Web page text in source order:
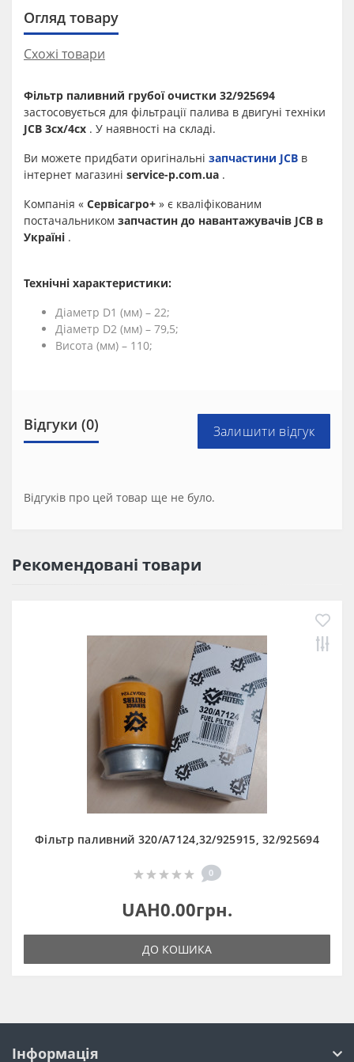
Огляд товару
Схожі товари
Фільтр паливний грубої очистки 32/925694
застосовується для фільтрації палива в двигуні техніки
JCB 3cx/4cx . У наявності на складі.
Ви можете придбати оригінальні запчастини JCB в
інтернет магазині service-p.com.ua .
Компанія « Сервісагро+ » є кваліфікованим
постачальником запчастин до навантажувачів JCB в
Україні .
Технічні характеристики:
Діаметр D1 (мм) – 22;
Діаметр D2 (мм) – 79,5;
Висота (мм) – 110;
Відгуки (0) Залишити відгук
Відгуків про цей товар ще не було.
Рекомендовані товари
Фільтр паливний 320/A7124,32/925915, 32/925694
0
UAH0.00грн.
ДО КОШИКА
Інформація